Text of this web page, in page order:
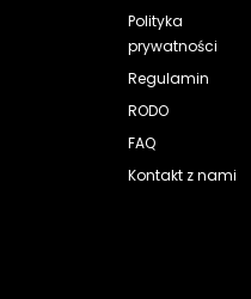
Polityka
prywatności
Regulamin
RODO
FAQ
Kontakt z nami